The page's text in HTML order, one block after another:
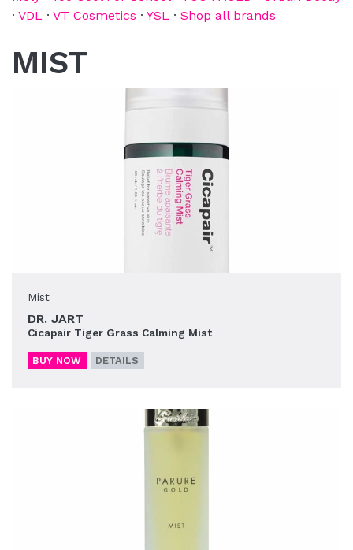
· VDL · VT Cosmetics · YSL · Shop all brands
MIST
Mist
DR. JART
Cicapair Tiger Grass Calming Mist
BUY NOW DETAILS